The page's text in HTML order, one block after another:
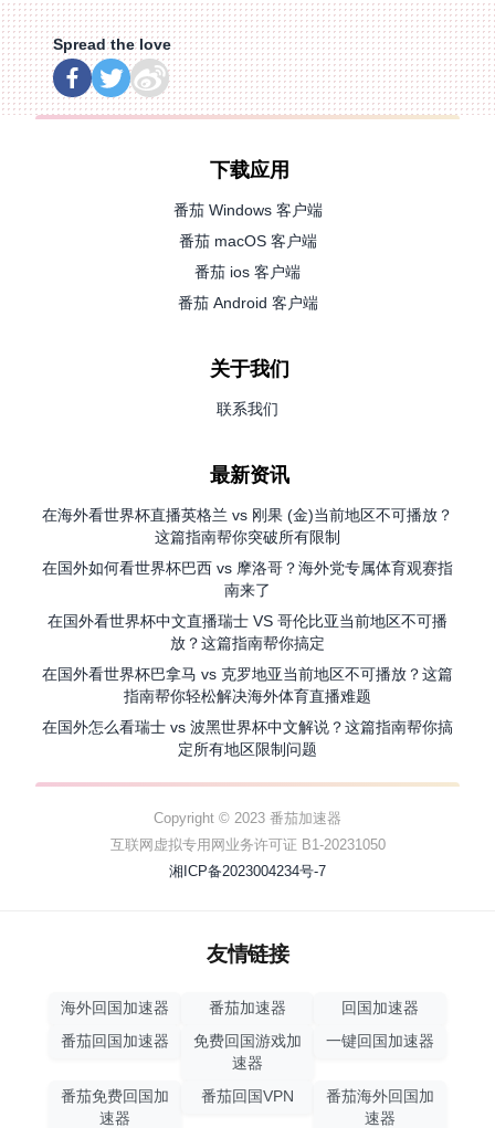
Spread the love
下载应用
番茄 Windows 客户端
番茄 macOS 客户端
番茄 ios 客户端
番茄 Android 客户端
关于我们
联系我们
最新资讯
在海外看世界杯直播英格兰 vs 刚果 (金)当前地区不可播放？
这篇指南帮你突破所有限制
在国外如何看世界杯巴西 vs 摩洛哥？海外党专属体育观赛指
南来了
在国外看世界杯中文直播瑞士 VS 哥伦比亚当前地区不可播
放？这篇指南帮你搞定
在国外看世界杯巴拿马 vs 克罗地亚当前地区不可播放？这篇
指南帮你轻松解决海外体育直播难题
在国外怎么看瑞士 vs 波黑世界杯中文解说？这篇指南帮你搞
定所有地区限制问题
Copyright © 2023 番茄加速器
互联网虚拟专用网业务许可证 B1-20231050
湘ICP备2023004234号-7
友情链接
海外回国加速器 番茄加速器
回国加速器
番茄回国加速器
免费回国游戏加
速器
一键回国加速器
番茄免费回国加
速器
番茄回国VPN
番茄海外回国加
速器